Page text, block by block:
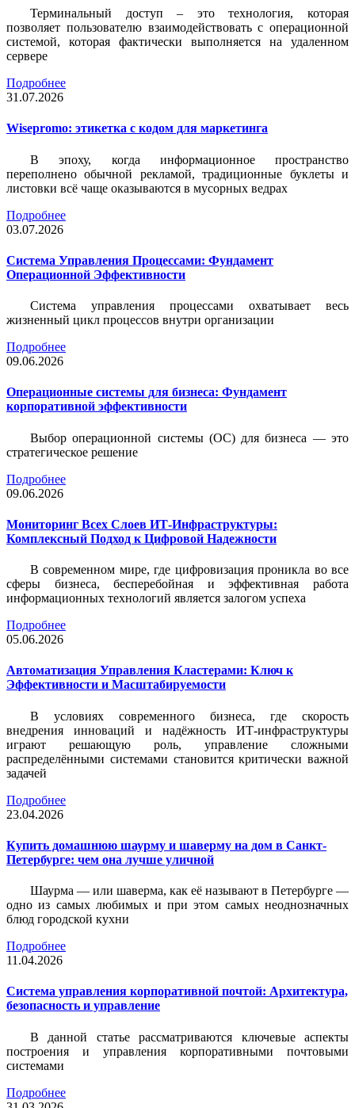
Терминальный доступ – это технология, которая
позволяет пользователю взаимодействовать с операционной
системой, которая фактически выполняется на удаленном
сервере
Подробнее
31.07.2026
Wisepromo: этикетка c кодом для маркетинга
В эпоху, когда информационное пространство
переполнено обычной рекламой, традиционные буклеты и
листовки всё чаще оказываются в мусорных ведрах
Подробнее
03.07.2026
Система Управления Процессами: Фундамент
Операционной Эффективности
Система управления процессами охватывает весь
жизненный цикл процессов внутри организации
Подробнее
09.06.2026
Операционные системы для бизнеса: Фундамент
корпоративной эффективности
Выбор операционной системы (ОС) для бизнеса — это
стратегическое решение
Подробнее
09.06.2026
Мониторинг Всех Слоев ИТ-Инфраструктуры:
Комплексный Подход к Цифровой Надежности
В современном мире, где цифровизация проникла во все
сферы бизнеса, бесперебойная и эффективная работа
информационных технологий является залогом успеха
Подробнее
05.06.2026
Автоматизация Управления Кластерами: Ключ к
Эффективности и Масштабируемости
В условиях современного бизнеса, где скорость
внедрения инноваций и надёжность ИТ-инфраструктуры
играют решающую роль, управление сложными
распределёнными системами становится критически важной
задачей
Подробнее
23.04.2026
Купить домашнюю шаурму и шаверму на дом в Санкт-
Петербурге: чем она лучше уличной
Шаурма — или шаверма, как её называют в Петербурге —
одно из самых любимых и при этом самых неоднозначных
блюд городской кухни
Подробнее
11.04.2026
Система управления корпоративной почтой: Архитектура,
безопасность и управление
В данной статье рассматриваются ключевые аспекты
построения и управления корпоративными почтовыми
системами
Подробнее